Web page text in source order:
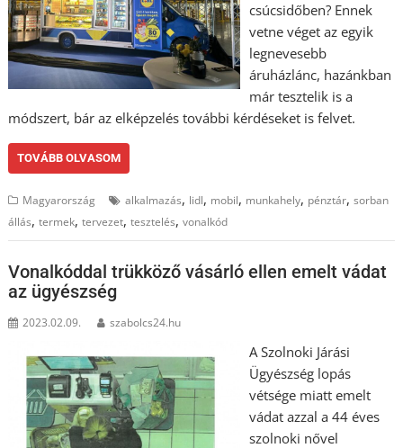
csúcsidőben? Ennek
vetne véget az egyik
legnevesebb
áruházlánc, hazánkban
már tesztelik is a
módszert, bár az elképzelés további kérdéseket is felvet.
TOVÁBB OLVASOM
Magyarország alkalmazás, lidl, mobil, munkahely, pénztár,sorban
állás,termek,tervezet,tesztelés,vonalkód
Vonalkóddal trükköző vásárló ellen emelt vádat
az ügyészség
2023.02.09. szabolcs24.hu
A Szolnoki Járási
Ügyészség lopás
vétsége miatt emelt
vádat azzal a 44 éves
szolnoki nővel